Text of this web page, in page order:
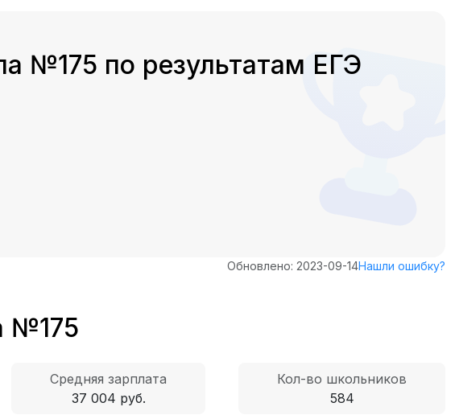
№175 по результатам ЕГЭ
Обновлено: 2023-09-14Нашли ошибку?
№175
Средняя зарплата
37 004 руб.
Кол-во школьников
584